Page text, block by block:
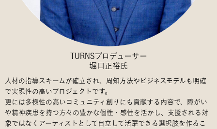
TURNSプロデューサー
堀口正裕氏
人材の指導スキームが確立され、周知方法やビジネスモデルも明確
で実現性の高いプロジェクトです。
更には多様性の高いコミュニティ創りにも貢献する内容で、障がい
や精神疾患を持つ方々の豊かな個性・感性を活かし、支援される対
象ではなくアーティストとして自立して活躍できる選択肢を作るこ